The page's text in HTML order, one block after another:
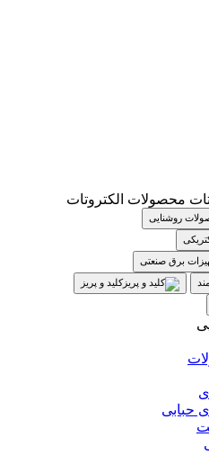
محصولات الکتروتات
روشنایی
برق صنعتی
کلید و پریز
حبابی